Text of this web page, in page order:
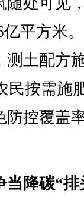
平方米
测土配方
民按需施
防控覆盖
当降碳“排